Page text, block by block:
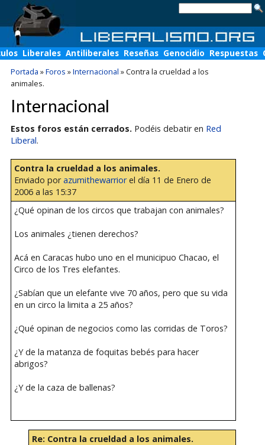
Liberales Antiliberales Reseñas Genocidio Respuestas
Portada »Foros »Internacional »Contra la crueldad a los
animales.
Internacional
Estos foros están cerrados. Podéis debatir en Red
Liberal.
Contra la crueldad a los animales.
Enviado porazumithewarriorel día 11 de Enero de
2006 a las 15:37
¿Qué opinan de los circos que trabajan con animales?
Los animales ¿tienen derechos?
Acá en Caracas hubo uno en el municipuo Chacao, el
Circo de los Tres elefantes.
¿Sabían que un elefante vive 70 años, pero que su vida
en un circo la limita a 25 años?
¿Qué opinan de negocios como las corridas de Toros?
¿Y de la matanza de foquitas bebés para hacer
abrigos?
¿Y de la caza de ballenas?
Re: Contra la crueldad a los animales.